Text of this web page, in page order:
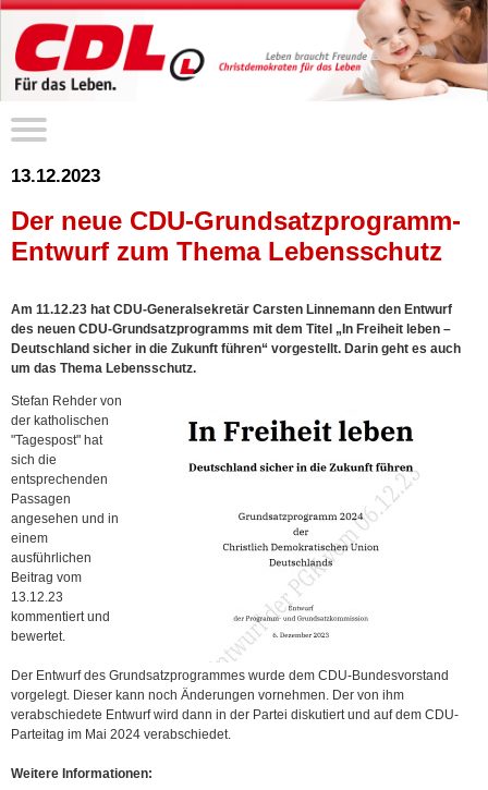
13.12.2023
Der neue CDU-Grundsatzprogramm-
Entwurf zum Thema Lebensschutz
Am 11.12.23 hat CDU-Generalsekretär Carsten Linnemann den Entwurf
des neuen CDU-Grundsatzprogramms mit dem Titel „In Freiheit leben –
Deutschland sicher in die Zukunft führen“ vorgestellt. Darin geht es auch
um das Thema Lebensschutz.
Stefan Rehder von
der katholischen
"Tagespost" hat
sich die
entsprechenden
Passagen
angesehen und in
einem
ausführlichen
Beitrag vom
13.12.23
kommentiert und
bewertet.
Der Entwurf des Grundsatzprogrammes wurde dem CDU-Bundesvorstand
vorgelegt. Dieser kann noch Änderungen vornehmen. Der von ihm
verabschiedete Entwurf wird dann in der Partei diskutiert und auf dem CDU-
Parteitag im Mai 2024 verabschiedet.
Weitere Informationen: